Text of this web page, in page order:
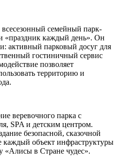
семейный парк-
«праздник каждый день». Он
активный парковый досуг для
гостиничный сервис
позволяет
территорию и
веревочного парка с
SPA и детским центром.
безопасной, сказочной
каждый объект инфраструктуры
«Алисы в Стране чудес».